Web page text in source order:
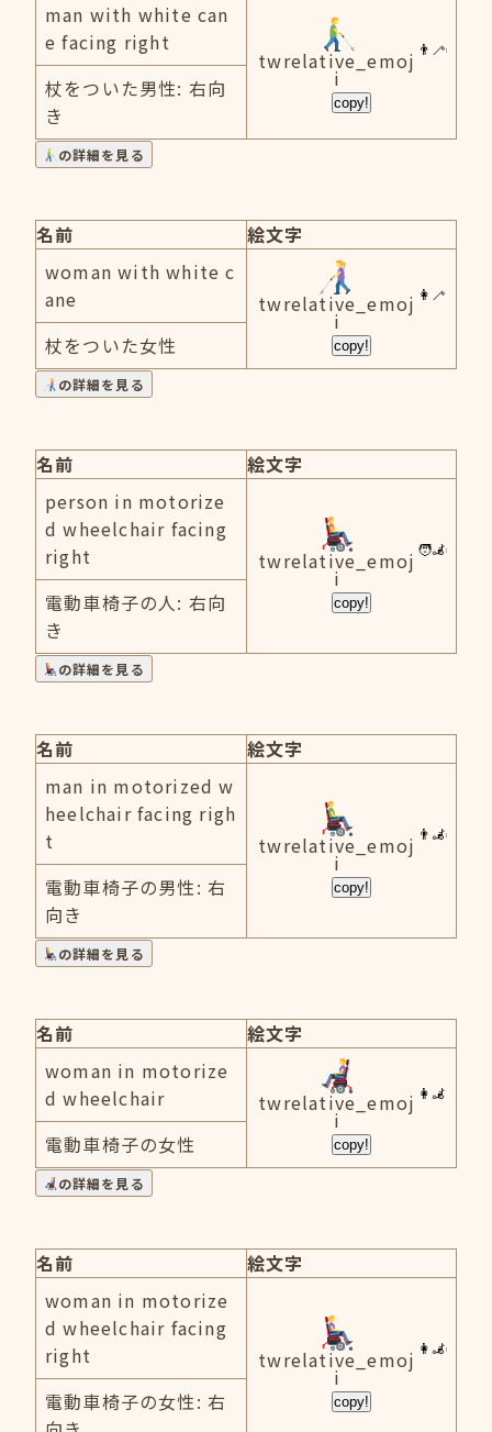
man with white can
e facing right
twrelative_emoj
i
copy!
杖をついた男性: 右向
き
の詳細を見る
名前
絵文字
woman with white c
ane
twrelative_emoj
i
copy!
杖をついた女性
の詳細を見る
名前
絵文字
person in motorize
d wheelchair facing
right
twrelative_emoj
i
copy!
電動車椅子の人: 右向
き
の詳細を見る
名前
絵文字
man in motorized w
heelchair facing righ
t
twrelative_emoj
i
copy!
電動車椅子の男性: 右
向き
の詳細を見る
名前
絵文字
woman in motorize
d wheelchair
twrelative_emoj
i
copy!
電動車椅子の女性
の詳細を見る
名前
絵文字
woman in motorize
d wheelchair facing
right
twrelative_emoj
i
copy!
電動車椅子の女性: 右